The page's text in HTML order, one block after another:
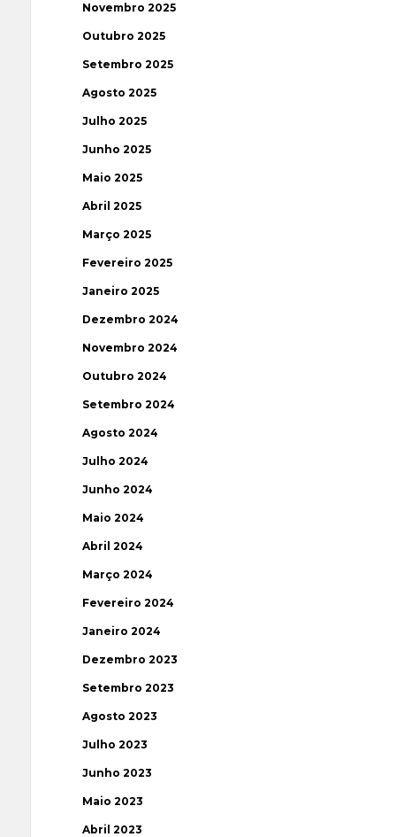
Novembro 2025
Outubro 2025
Setembro 2025
Agosto 2025
Julho 2025
Junho 2025
Maio 2025
Abril 2025
Março 2025
Fevereiro 2025
Janeiro 2025
Dezembro 2024
Novembro 2024
Outubro 2024
Setembro 2024
Agosto 2024
Julho 2024
Junho 2024
Maio 2024
Abril 2024
Março 2024
Fevereiro 2024
Janeiro 2024
Dezembro 2023
Setembro 2023
Agosto 2023
Julho 2023
Junho 2023
Maio 2023
Abril 2023